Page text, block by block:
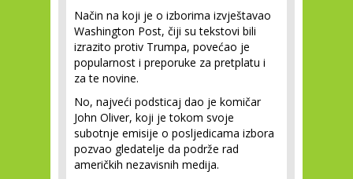
Način na koji je o izborima izvještavao
Washington Post, čiji su tekstovi bili
izrazito protiv Trumpa, povećao je
popularnost i preporuke za pretplatu i
za te novine.
No, najveći podsticaj dao je komičar
John Oliver, koji je tokom svoje
subotnje emisije o posljedicama izbora
pozvao gledatelje da podrže rad
američkih nezavisnih medija.